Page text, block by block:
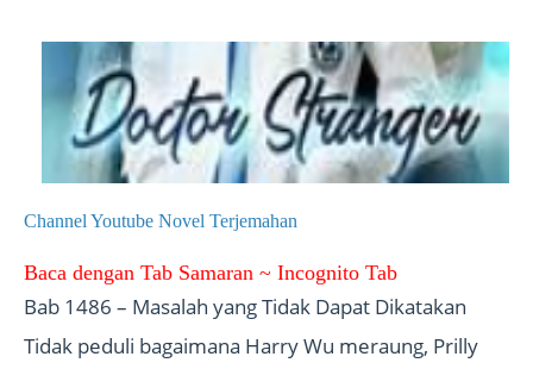
Channel Youtube Novel Terjemahan
Baca dengan Tab Samaran ~ Incognito Tab
Bab 1486 – Masalah yang Tidak Dapat Dikatakan
Tidak peduli bagaimana Harry Wu meraung, Prilly